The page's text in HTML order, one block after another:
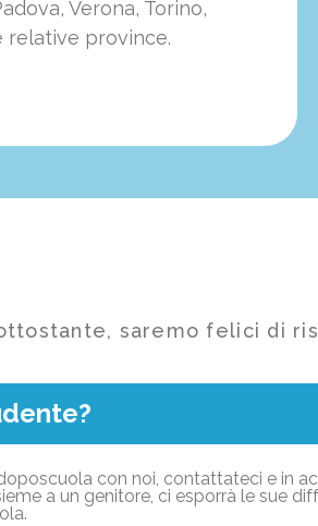
Verona, Torino,
relative province.
saremo felici di
con noi, contattateci e in
a un genitore, ci esporrà le sue